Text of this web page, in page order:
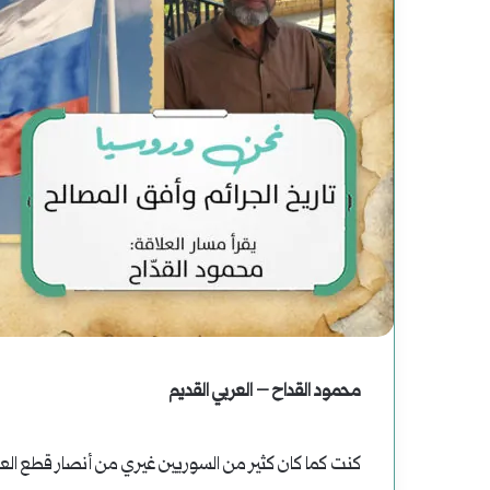
محمود القداح – العربي القديم
كنت كما كان كثير من السوريين غيري من أنصار قطع
دعوة لقراءة جديدة للتاريخ
رواية
(الصاعدون
إلى
النعيم)
لموسى
رحوم
عباس:
مصنوع
رواية (الصاعدون
عباس: داعش تنظيم